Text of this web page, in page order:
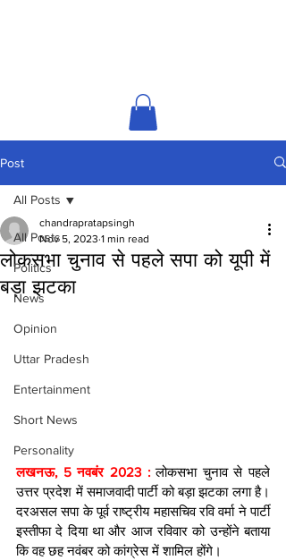
Post
All Posts
Politics
News
Opinion
Uttar Pradesh
Entertainment
Short News
Personality
All Posts
लोकसभा चुनाव से पहले सपा को यूपी में
बड़ा झटका
chandrapratapsingh
Nov 5, 2023 1 min read
लखनऊ, 5 नवबंर 2023 : लोकसभा चुनाव से पहले
उत्तर प्रदेश में समाजवादी पार्टी को बड़ा झटका लगा है।
दरअसल सपा के पूर्व राष्ट्रीय महासचिव रवि वर्मा ने पार्टी
इस्तीफा दे दिया था और आज रविवार को उन्होंने बताया
कि वह छह नवंबर को कांग्रेस में शामिल होंगे।